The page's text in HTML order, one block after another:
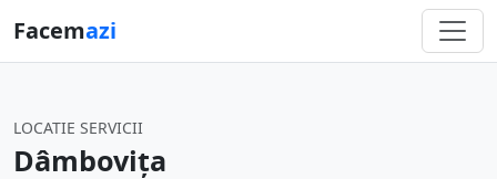
Facemazi
LOCATIE SERVICII
Dâmbovița